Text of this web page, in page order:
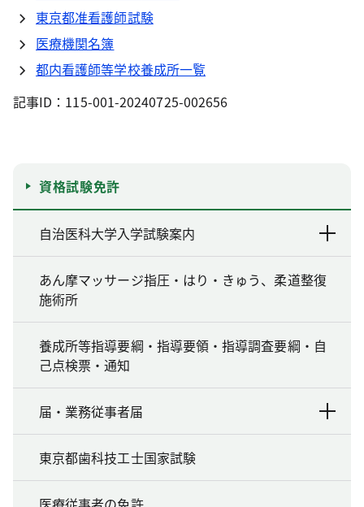
東京都准看護師試験
医療機関名簿
都内看護師等学校養成所一覧
記事ID：115-001-20240725-002656
資格試験免許
自治医科大学入学試験案内
あん摩マッサージ指圧・はり・きゅう、柔道整復
施術所
養成所等指導要綱・指導要領・指導調査要綱・自
己点検票・通知
届・業務従事者届
東京都歯科技工士国家試験